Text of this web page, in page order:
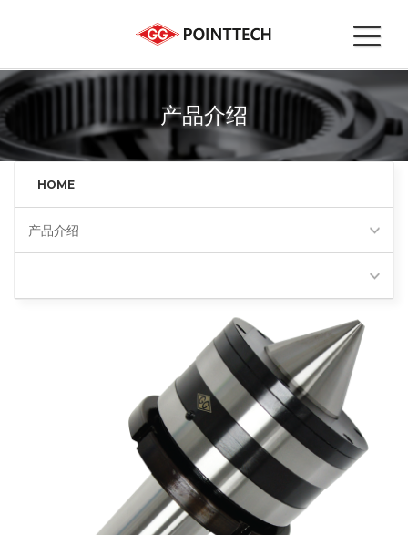
产品介绍
HOME
产品介绍
超重型顶尖(HS)